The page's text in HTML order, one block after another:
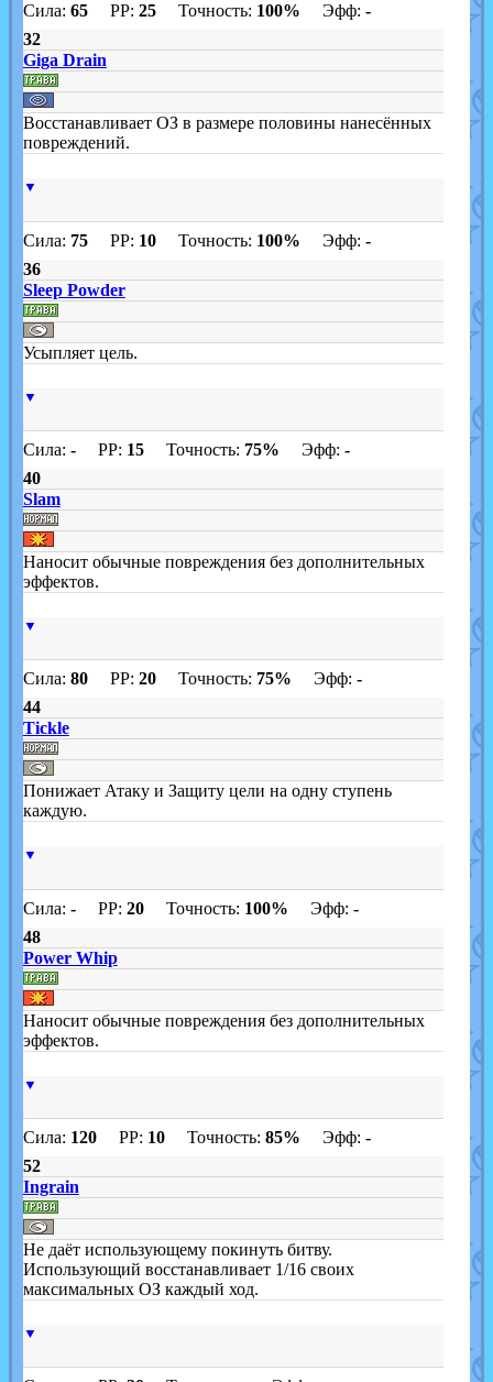
Сила: 65PP: 25Точность: 100% Эфф: -
32
Giga Drain
Восстанавливает ОЗ в размере половины нанесённых
повреждений.
▼
Сила: 75PP: 10Точность: 100% Эфф: -
36
Sleep Powder
Усыпляет цель.
▼
Сила: -PP: 15Точность: 75% Эфф: -
40
Slam
Наносит обычные повреждения без дополнительных
эффектов.
▼
Сила: 80PP: 20Точность: 75% Эфф: -
44
Tickle
Понижает Атаку и Защиту цели на одну ступень
каждую.
▼
Сила: -PP: 20Точность: 100% Эфф: -
48
Power Whip
Наносит обычные повреждения без дополнительных
эффектов.
▼
Сила: 120PP: 10Точность: 85% Эфф: -
52
Ingrain
Не даёт использующему покинуть битву.
Использующий восстанавливает 1/16 своих
максимальных ОЗ каждый ход.
▼